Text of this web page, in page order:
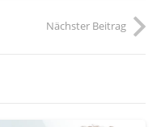
Nächster Beitrag